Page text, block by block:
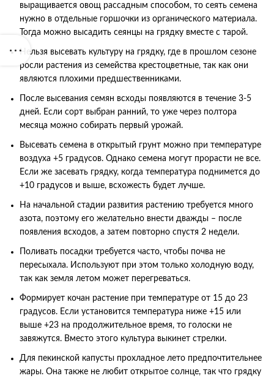
выращивается овощ рассадным способом, то сеять семена
нужно в отдельные горшочки из органического материала.
Тогда можно высадить сеянцы на грядку вместе с тарой.
Нельзя высевать культуру на грядку, где в прошлом сезоне
росли растения из семейства крестоцветные, так как они
являются плохими предшественниками.
После высевания семян всходы появляются в течение 3-5
дней. Если сорт выбран ранний, то уже через полтора
месяца можно собирать первый урожай.
Высевать семена в открытый грунт можно при температуре
воздуха +5 градусов. Однако семена могут прорасти не все.
Если же засевать грядку, когда температура поднимется до
+10 градусов и выше, всхожесть будет лучше.
На начальной стадии развития растению требуется много
азота, поэтому его желательно внести дважды – после
появления всходов, а затем повторно спустя 2 недели.
Поливать посадки требуется часто, чтобы почва не
пересыхала. Используют при этом только холодную воду,
так как земля летом может перегреваться.
Формирует кочан растение при температуре от 15 до 23
градусов. Если установится температура ниже +15 или
выше +23 на продолжительное время, то голоски не
завяжутся. Вместо этого культура выкинет стрелки.
Для пекинской капусты прохладное лето предпочтительнее
жары. Она также не любит открытое солнце, так что грядку